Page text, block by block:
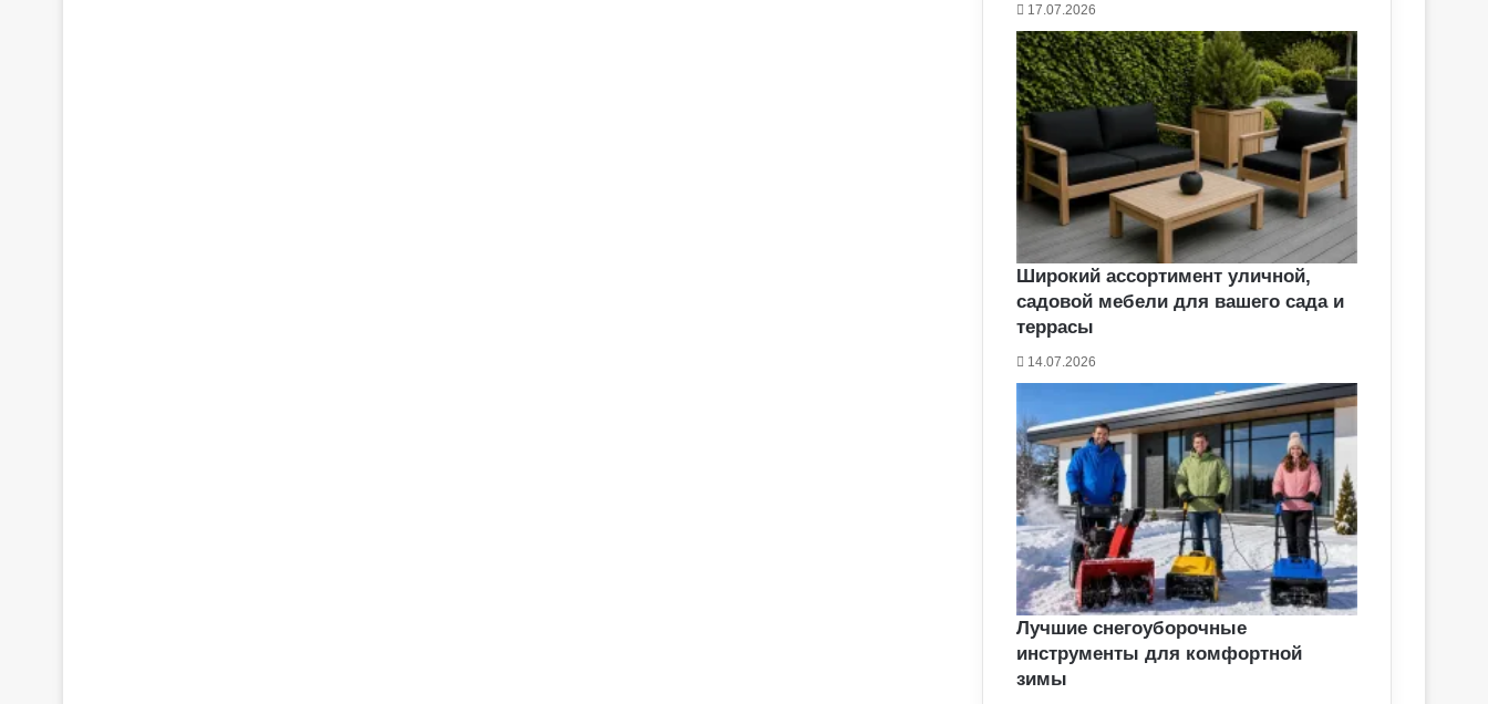
17.07.2026
Широкий ассортимент уличной,
садовой мебели для вашего сада и
террасы
14.07.2026
Лучшие снегоуборочные
инструменты для комфортной
зимы